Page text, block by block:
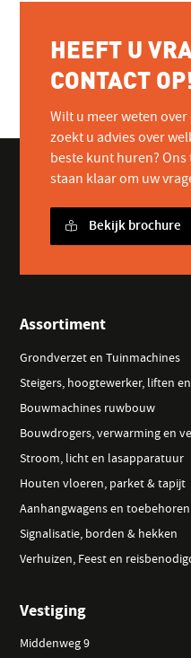
HEEFT U
CONTACT
Wilt u meer weten
zoekt u advies over
beste kunt huren?
staan klaar om uw
Bekijk brochure
Assortiment
Grondverzet en Tuinmachines
Steigers, hoogtewerker, liften
Bouwmachines ruwbouw
Bouwdrogers, verwarming en
Stroom, licht en lasapparatuur
Houten vloeren, parket & tapijt
Aanhangwagens en toebehoren
Signalisatie, borden & hekken
Verhuizen, Feest en
Vestiging
Middenweg 9